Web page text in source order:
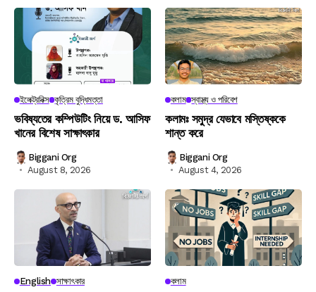
ইলেক্ট্রনিক্স কৃত্রিম বুদ্ধিমত্তা
ভবিষ্যতের কম্পিউটিং নিয়ে ড. আসিফ
খানের বিশেষ সাক্ষাৎকার
Biggani Org
August 8, 2026
কলাম স্বাস্থ্য ও পরিবেশ
কলামঃ সমুদ্র যেভাবে মস্তিষ্ককে
শান্ত করে
Biggani Org
August 4, 2026
English সাক্ষাৎকার কলাম